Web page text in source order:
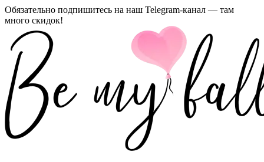
Обязательно подпишитесь на наш Telegram-канал — там
много скидок!